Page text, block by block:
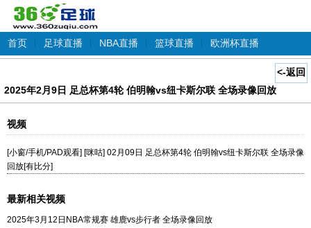
首页 足球直播 NBA直播 篮球直播 欧洲杯直播
<-返回
2025年2月9日 足总杯第4轮 伯明翰vs纽卡斯尔联 全场录像回放
视频
[小窗/手机/PAD观看] [咪咕] 02月09日 足总杯第4轮 伯明翰vs纽卡斯尔联 全场录像
回放[有比分]
最新相关视频
2025年3月12日NBA常规赛 雄鹿vs步行者 全场录像回放